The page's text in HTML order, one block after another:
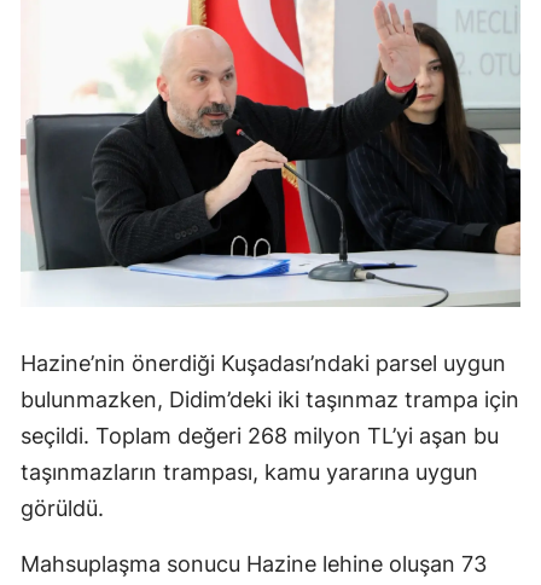
Hazine’nin önerdiği Kuşadası’ndaki parsel uygun
bulunmazken, Didim’deki iki taşınmaz trampa için
seçildi. Toplam değeri 268 milyon TL’yi aşan bu
taşınmazların trampası, kamu yararına uygun
görüldü.
Mahsuplaşma sonucu Hazine lehine oluşan 73